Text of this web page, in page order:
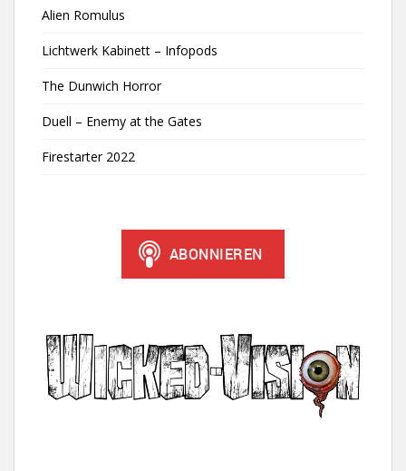
Alien Romulus
Lichtwerk Kabinett – Infopods
The Dunwich Horror
Duell – Enemy at the Gates
Firestarter 2022